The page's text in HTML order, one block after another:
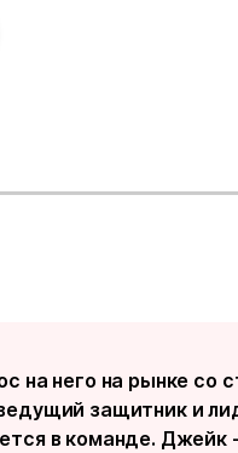
на него на рынке со
защитник и
в команде.